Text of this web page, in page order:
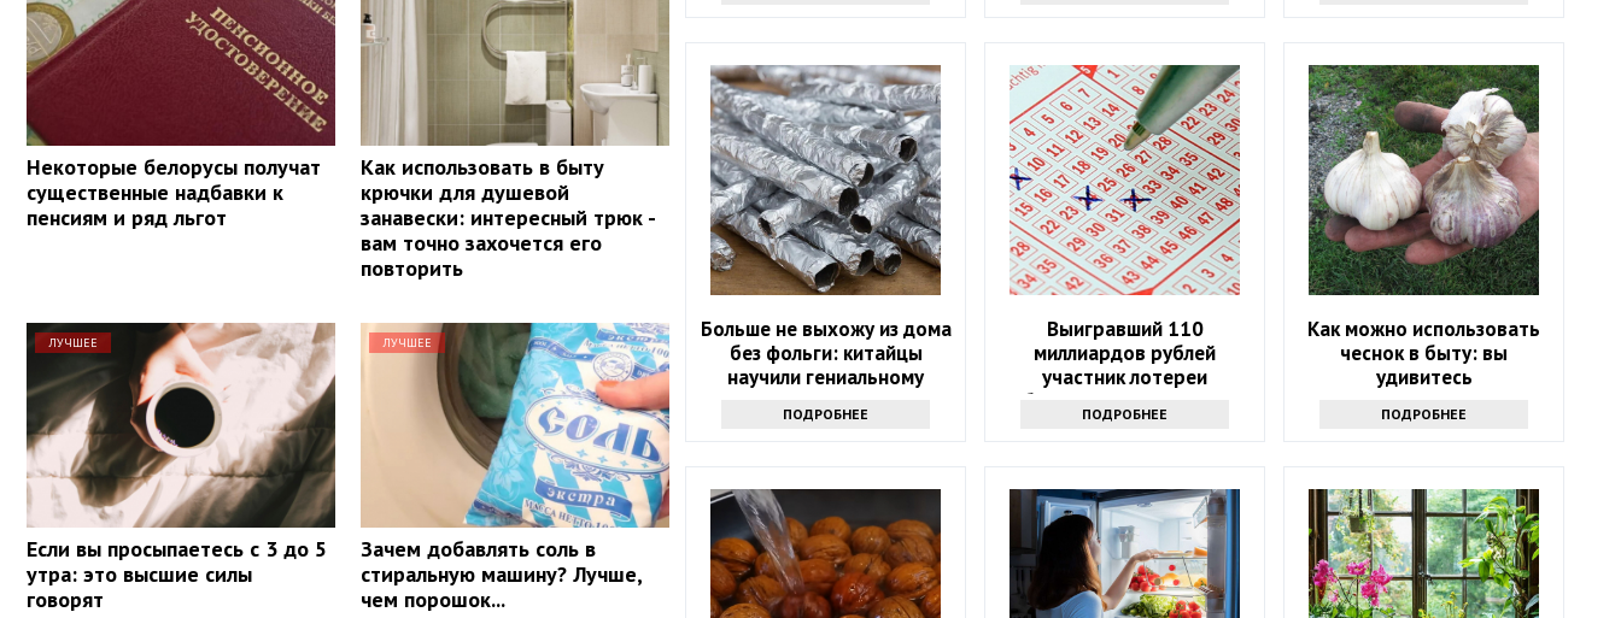
Некоторые белорусы получат
существенные надбавки к
пенсиям и ряд льгот
Как использовать в быту
крючки для душевой
занавески: интересный трюк -
вам точно захочется его
повторить
ЛУЧШЕЕ
Если вы просыпаетесь с 3 до 5
утра: это высшие силы
говорят
ЛУЧШЕЕ
Зачем добавлять соль в
стиральную машину? Лучше,
чем порошок...
Больше не выхожу из дома
без фольги: китайцы
научили гениальному
ПОДРОБНЕЕ
Выигравший 110
миллиардов рублей
участник лотереи
объявился через девять
месяцев
ПОДРОБНЕЕ
Как можно использовать
чеснок в быту: вы
удивитесь
ПОДРОБНЕЕ